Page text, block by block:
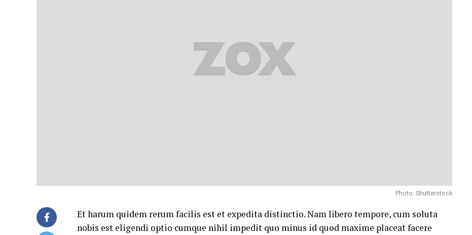
Photo: Shutterstock
Et harum quidem rerum facilis est et expedita distinctio. Nam libero tempore, cum soluta
nobis est eligendi optio cumque nihil impedit quo minus id quod maxime placeat facere